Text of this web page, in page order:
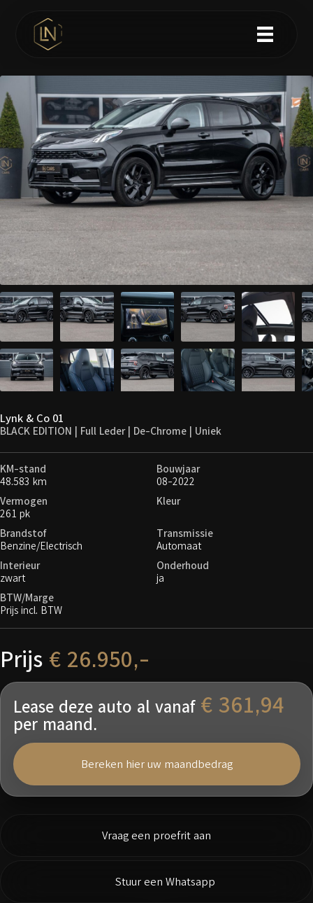
Lynk & Co 01
BLACK EDITION | Full Leder | De-Chrome | Uniek
KM-stand
48.583 km
Bouwjaar
08-2022
Vermogen
261 pk
Kleur
Brandstof
Benzine/Electrisch
Transmissie
Automaat
Interieur
zwart
Onderhoud
ja
BTW/Marge
Prijs incl. BTW
Prijs € 26.950,-
Lease deze auto al vanaf € 361,94
per maand.
Bereken hier uw maandbedrag
Vraag een proefrit aan
Stuur een Whatsapp